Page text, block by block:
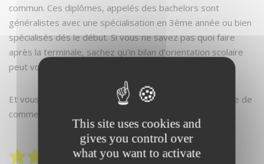
commun. Ces diplômes, appelés des bachelors sont
généralistes avec une spécialisation en 3ème année ou bien
spécialisés dés le début. Si vous ne savez pas quoi faire
après la terminale, sachez qu’in bilan d’orientation scolaire
peut vous aider.
Et vous alors, avez vous déjà pensé à intégrer une école de
commerce post bac ?
This site uses cookies and
gives you control over
what you want to activate